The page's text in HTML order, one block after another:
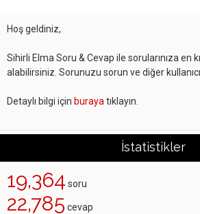
Hoş geldiniz,
Sihirli Elma Soru & Cevap ile sorularınıza en
alabilirsiniz. Sorunuzu sorun ve diğer
Detaylı bilgi için buraya tıklayın.
İstatistikler
19,364 soru
22,785 cevap